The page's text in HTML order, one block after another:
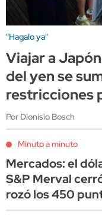
"Hagalo ya"
Viajar a
del yen se
restricciones
Por Dionisio Bosch
Minuto a minuto
Mercados: el
S&P Merval
rozó los 450